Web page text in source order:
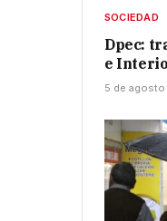
SOCIEDAD
Dpec:
e
5 de